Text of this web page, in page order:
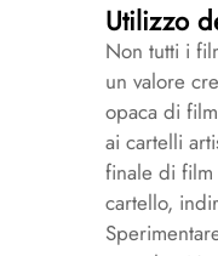
Utilizzo
Non tutti i
un valore
opaca di
ai cartelli
finale di film
cartello,